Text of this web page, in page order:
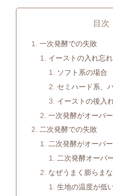
目次
一次発酵での失敗
イーストの入れ忘
ソフト系の場合
セミハード系、
イーストの後入
一次発酵がオーバ
二次発酵での失敗
二次発酵がオーバ
二次発酵オーバ
なぜうまく膨らま
生地の温度が低